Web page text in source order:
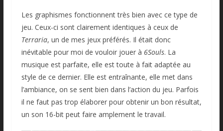
Les graphismes fonctionnent très bien avec ce type de
jeu. Ceux-ci sont clairement identiques à ceux de
Terraria, un de mes jeux préférés. Il était donc
inévitable pour moi de vouloir jouer à 6Souls. La
musique est parfaite, elle est toute à fait adaptée au
style de ce dernier. Elle est entraînante, elle met dans
l’ambiance, on se sent bien dans l’action du jeu. Parfois
il ne faut pas trop élaborer pour obtenir un bon résultat,
un son 16-bit peut faire amplement le travail.